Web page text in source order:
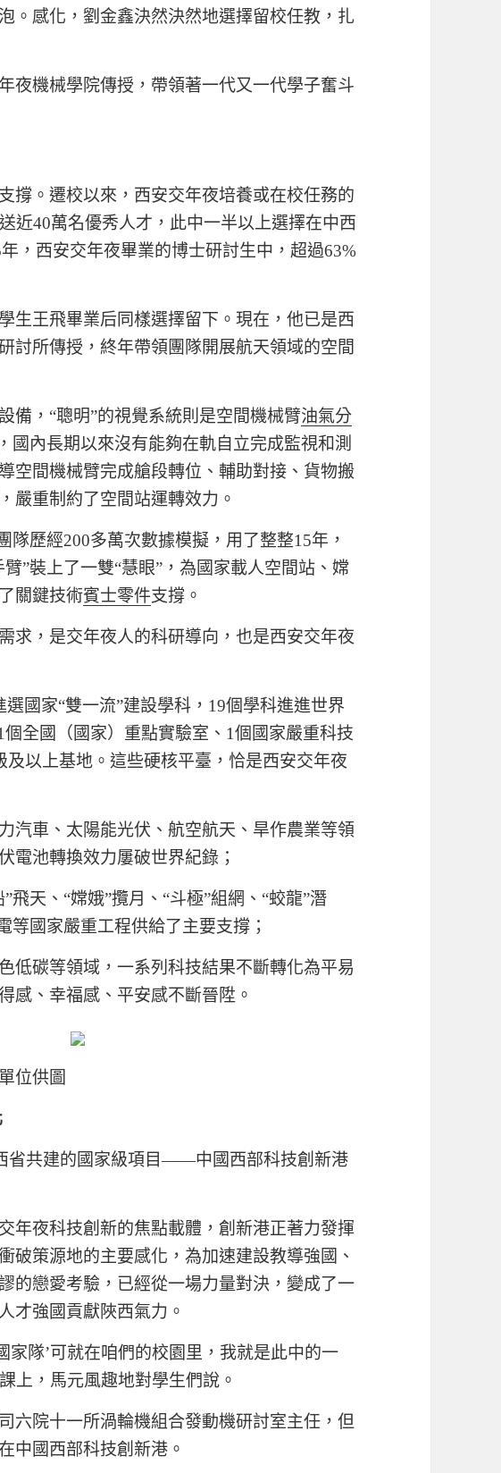
。感化，劉金鑫決然決然地選擇留校任教，扎
夜機械學院傳授，帶領著一代又一代學子奮斗
撐。遷校以來，西安交年夜培養或在校任務的
近40萬名優秀人才，此中一半以上選擇在中西
，西安交年夜畢業的博士研討生中，超過63%
生王飛畢業后同樣選擇留下。現在，他已是西
討所傳授，終年帶領團隊開展航天領域的空間
備，“聰明”的視覺系統則是空間機械臂油氣分
國內長期以來沒有能夠在軌自立完成監視和測
空間機械臂完成艙段轉位、輔助對接、貨物搬
嚴重制約了空間站運轉效力。
隊歷經200多萬次數據模擬，用了整整15年，
”裝上了一雙“慧眼”，為國家載人空間站、嫦
關鍵技術賓士零件支撐。
求，是交年夜人的科研導向，也是西安交年夜
國家“雙一流”建設學科，19個學科進進世界
全國（國家）重點實驗室、1個國家嚴重科技
及以上基地。這些硬核平臺，恰是西安交年夜
汽車、太陽能光伏、航空航天、旱作農業等領
電池轉換效力屢破世界紀錄；
飛天、“嫦娥”攬月、“斗極”組網、“蛟龍”潛
等國家嚴重工程供給了主要支撐；
低碳等領域，一系列科技結果不斷轉化為平易
感、幸福感、平安感不斷晉陞。
位供圖
省共建的國家級項目——中國西部科技創新港
年夜科技創新的焦點載體，創新港正著力發揮
破策源地的主要感化，為加速建設教導強國、
的戀愛考驗，已經從一場力量對決，變成了一
才強國貢獻陜西氣力。
家隊’可就在咱們的校園里，我就是此中的一
上，馬元風趣地對學生們說。
六院十一所渦輪機組合發動機研討室主任，但
中國西部科技創新港。